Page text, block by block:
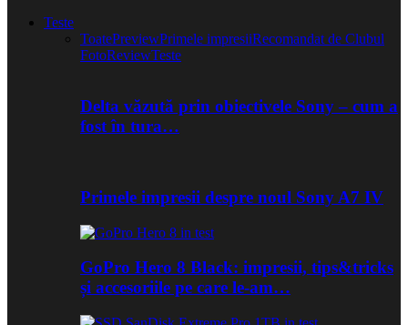
Teste
ToatePreviewPrimele impresiiRecomandat de Clubul
FotoReviewTeste
Delta văzută prin obiectivele Sony – cum a
fost în tura…
Primele impresii despre noul Sony A7 IV
GoPro Hero 8 Black: impresii, tips&tricks
și accesoriile pe care le-am…